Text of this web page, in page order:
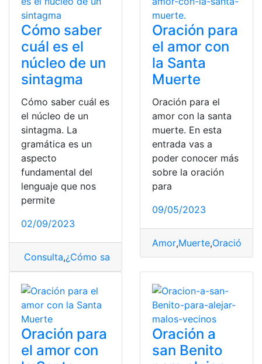
Cómo saber
cuál es el
núcleo de un
sintagma
Cómo saber cuál es
el núcleo de un
sintagma. La
gramática es un
aspecto
fundamental del
lenguaje que nos
permite
02/09/2023
Consulta,¿Cómo saber? Núcleo,saber,Sintagma
Oración para
el amor con
la Santa
Muerte
Oración para el
amor con la santa
muerte. En esta
entrada vas a
poder conocer más
sobre la oración
para
09/05/2023
Amor,Muerte,Oración
Oración para
el amor con
Oración a
san Benito